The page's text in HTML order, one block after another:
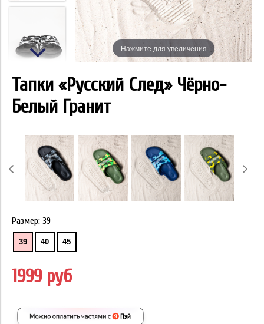
Нажмите для увеличения
Тапки «Русский След» Чёрно-
Белый Гранит
Размер: 39
39 40 45
1999 руб